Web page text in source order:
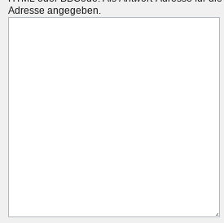
Adresse angegeben.